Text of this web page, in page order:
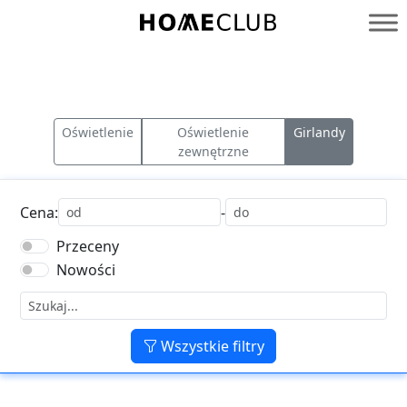
Homeclub
Oświetlenie
Oświetlenie
zewnętrzne
Girlandy
Cena:
-
Przeceny
Nowości
Wszystkie filtry